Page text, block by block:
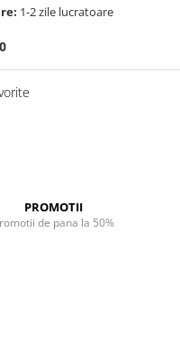
1-2 zile lucratoare
PROMOTII
de pana la 50%